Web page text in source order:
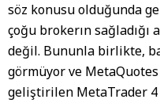
söz konusu olduğunda
çoğu brokerın
değil. Bununla birlikte,
görmüyor ve
geliştirilen MetaTrader